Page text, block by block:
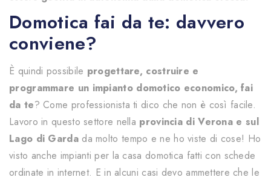
Domotica fai da te: davvero
conviene?
È quindi possibile progettare, costruire e
programmare un impianto domotico economico, fai
da te? Come professionista ti dico che non è così facile.
Lavoro in questo settore nella provincia di Verona e sul
Lago di Gardada molto tempo e ne ho viste di cose! Ho
visto anche impianti per la casa domotica fatti con schede
ordinate in internet. E in alcuni casi devo ammettere che le